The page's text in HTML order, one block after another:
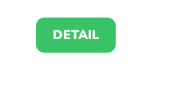
DETAIL